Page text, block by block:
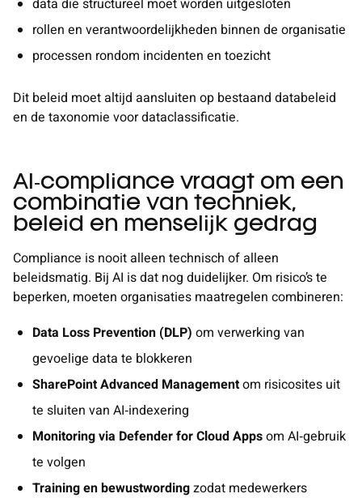
data die structureel moet worden uitgesloten
rollen en verantwoordelijkheden binnen de organisatie
processen rondom incidenten en toezicht
Dit beleid moet altijd aansluiten op bestaand databeleid
en de taxonomie voor dataclassificatie.
AI‑compliance vraagt om een
combinatie van techniek,
beleid en menselijk gedrag
Compliance is nooit alleen technisch of alleen
beleidsmatig. Bij AI is dat nog duidelijker. Om risico’s te
beperken, moeten organisaties maatregelen combineren:
Data Loss Prevention (DLP) om verwerking van
gevoelige data te blokkeren
SharePoint Advanced Managementom risicosites uit
te sluiten van AI‑indexering
Monitoring via Defender for Cloud Appsom AI‑gebruik
te volgen
Training en bewustwordingzodat medewerkers